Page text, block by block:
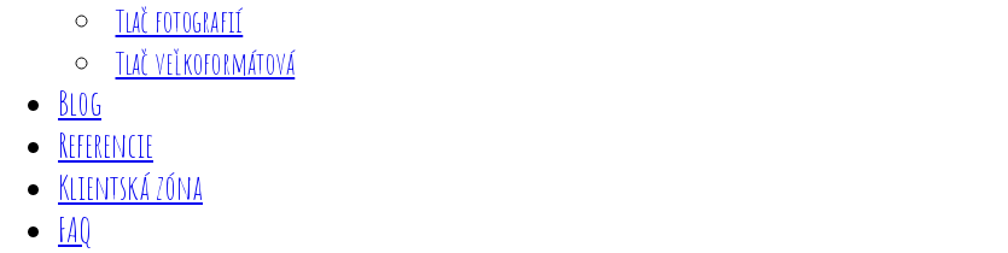
Tlač fotografií
Tlač veľkoformátová
Blog
Referencie
Klientská zóna
FAQ